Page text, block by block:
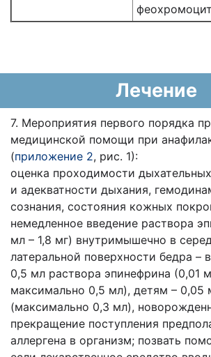
Лечение
7. Мероприятия первого порядка
медицинской помощи при
(приложение 2, рис. 1):
оценка проходимости
и адекватности дыхания,
сознания, состояния кожных
немедленное введение раствора
мл – 1,8 мг) внутримышечно в
латеральной поверхности бедра –
0,5 мл раствора эпинефрина (0,01
максимально 0,5 мл), детям – 0,05
(максимально 0,3 мл),
прекращение поступления
аллергена в организм; позвать